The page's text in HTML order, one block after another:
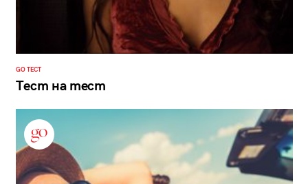
GO ТЕСТ
Тест на тест